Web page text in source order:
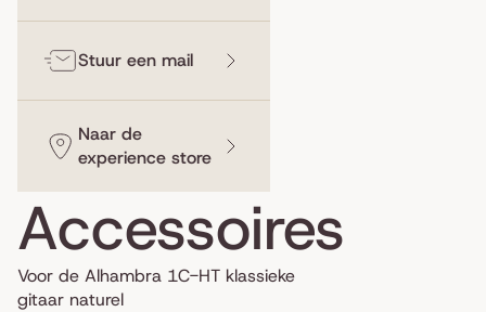
Stuur een mail
Naar de
experience store
Accessoires
Voor de Alhambra 1C-HT klassieke
gitaar naturel